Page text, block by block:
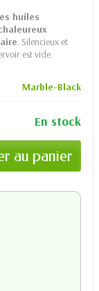
huiles
. Silencieux et
est vide.
Marble-Black
En stock
au panier